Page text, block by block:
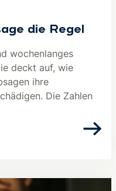
die Regel
wochenlanges
deckt auf, wie
ihre
Die Zahlen